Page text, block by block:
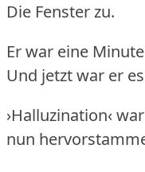
Die Fenster zu.
Er war eine
Und jetzt war er
›Halluzination‹
nun